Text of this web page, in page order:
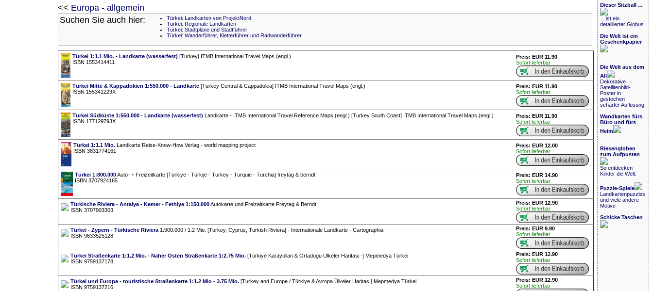
<< Europa - allgemein
Suchen Sie auch hier:
Türkei: Landkarten von ProjektNord
Türkei: Regionale Landkarten
Türkei: Stadtpläne und Stadtführer
Türkei: Wanderführer, Kletterführer und Radwanderführer
Türkei 1:1.1 Mio. - Landkarte (wasserfest) [Turkey] ITMB International Travel Maps (engl.)
ISBN 1553414411
Preis: EUR 11.90
Sofort lieferbar
Türkei Mitte & Kappadokien 1:550.000 - Landkarte[Turkey Central & Cappadokia] ITMB International Travel Maps (engl.)
ISBN 155341229X
Preis: EUR 11.90
Sofort lieferbar
Türkei Südküste 1:550.000 - Landkarte (wasserfest) Landkarte - ITMB International Travel Reference Maps (engl.) [Turkey South Coast] ITMB International Travel Maps (engl.)
ISBN 177129793X
Preis: EUR 11.90
Sofort lieferbar
Türkei 1:1.1 Mio.Landkarte Reise-Know-How Verlag - world mapping project
ISBN 3831774161
Preis: EUR 12.00
Sofort lieferbar
Türkei 1:800.000Auto- + Freizeitkarte [Türkiye - Türkije - Turkey - Turquie - Turchia] freytag & berndt
ISBN 3707924165
Preis: EUR 14.90
Sofort lieferbar
Türkische Riviera - Antalya - Kemer - Fethiye 1:150.000Autokarte und Freizeitkarte Freytag & Berndt
ISBN 3707903303
Preis: EUR 12.90
Sofort lieferbar
Türkei - Zypern - Türkische Riviera1:900.000 / 1:2 Mio. [Turkey, Cyprus, Turkish Riviera] - Internationale Landkarte - Cartographia
ISBN 9633525128
Preis: EUR 9.90
Sofort lieferbar
Türkei Straßenkarte 1:1.2 Mio. - Naher Osten Straßenkarte 1:2.75 Mio.[Türkiye Karayollari & Ortadogu Ülkeler Haritasi -] Mepmedya Türkei
ISBN 9759137178
Preis: EUR 12.90
Sofort lieferbar
Türkei und Europa - touristische Straßenkarte 1:1.2 Mio - 3.75 Mio.[Turkey and Europe / Türkiye & Avropa Ülkeler Haritası] Mepmedya Türkei
ISBN 9759137216
Preis: EUR 12.90
Sofort lieferbar
Dieser Sitzball ...
... ist ein
detaillierter Globus
Die Welt ist ein
Geschenkpapier
Die Welt aus dem
All
Dekorative
Satellitenbild-
Poster in
gestochen
scharfer Auflösung!
Wandkarten fürs
Büro und fürs
Heim
Riesengloben
zum Aufpusten
So entdecken
Kinder die Welt.
Puzzle-Spiele
Landkartenpuzzles
und viele andere
Motive
Schicke Taschen